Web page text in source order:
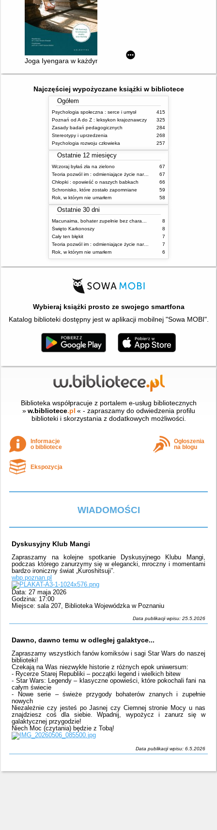
Joga Iyengara w każdym wieku : zdrowie, sprawność i
Najczęściej wypożyczane książki w bibliotece
Ogółem
Psychologia społeczna : serce i umysł
415
Poznań od A do Z : leksykon krajoznawczy
325
Zasady badań pedagogicznych
284
Stereotypy i uprzedzenia
268
Psychologia rozwoju człowieka
257
Ostatnie 12 miesięcy
Wczoraj byłaś zła na zielono
67
Teoria pozwól im : odmieniające życie narzędzie, o którym mówią miliony ludzi
67
Chłopki : opowieść o naszych babkach
66
Schronisko, które zostało zapomniane
59
Rok, w którym nie umarłem
58
Ostatnie 30 dni
8
Święto Karkonoszy
8
Cały ten błękit
7
Teoria pozwól im : odmieniające życie narzędzie, o którym mówią miliony ludzi
7
Rok, w którym nie umarłem
6
Wybieraj książki prosto ze swojego smartfona
Katalog biblioteki dostępny jest w aplikacji mobilnej "Sowa MOBI".
Biblioteka współpracuje z portalem e-usług bibliotecznych
» w.bibliotece.pl « - zapraszamy do odwiedzenia profilu
biblioteki i skorzystania z dodatkowych możliwości.
Informacje
o bibliotece
Ogłoszenia
na blogu
Ekspozycja
WIADOMOŚCI
Dyskusyjny Klub Mangi
Zapraszamy na kolejne spotkanie Dyskusyjnego Klubu Mangi,
podczas którego zanurzymy się w elegancki, mroczny i momentami
bardzo ironiczny świat „Kuroshitsuji”.
wbp.poznan.pl
Data: 27 maja 2026
Godzina: 17:00
Miejsce: sala 207, Biblioteka Wojewódzka w Poznaniu
Data publikacji wpisu: 25.5.2026
Dawno, dawno temu w odległej galaktyce...
Zapraszamy wszystkich fanów komiksów i sagi Star Wars do naszej
biblioteki!
Czekają na Was niezwykłe historie z różnych epok uniwersum:
- Rycerze Starej Republiki – początki legend i wielkich bitew
- Star Wars: Legendy – klasyczne opowieści, które pokochali fani na
całym świecie
- Nowe serie – świeże przygody bohaterów znanych i zupełnie
nowych
Niezależnie czy jesteś po Jasnej czy Ciemnej stronie Mocy u nas
znajdziesz coś dla siebie. Wpadnij, wypożycz i zanurz się w
galaktycznej przygodzie!
Niech Moc (czytania) będzie z Tobą!
Data publikacji wpisu: 6.5.2026